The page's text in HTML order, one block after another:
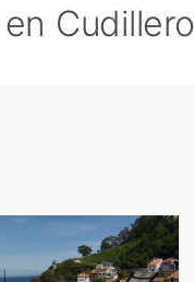
Cudillero